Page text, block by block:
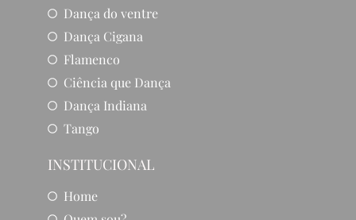
Dança do ventre
Dança Cigana
Flamenco
Ciência que Dança
Dança Indiana
Tango
INSTITUCIONAL
Home